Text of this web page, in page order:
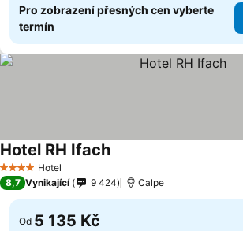
Pro zobrazení přesných cen vyberte
termín
4 Počet hvězdiček
Hotel
Hotel RH IfachUkázat ceny
8,7 Vynikající 9 424 Calpe
Od 5 135 Kč